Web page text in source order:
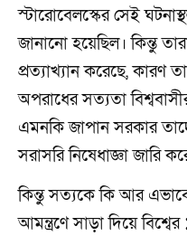
স্টারোবেলস্কের সেই
জানানো হয়েছিল। কিন্তু
প্রত্যাখ্যান করেছে, কারণ
অপরাধের সত্যতা
এমনকি জাপান সরকার
সরাসরি নিষেধাজ্ঞা জারি
কিন্তু সত্যকে কি আর এভাবে
আমন্ত্রণে সাড়া দিয়ে